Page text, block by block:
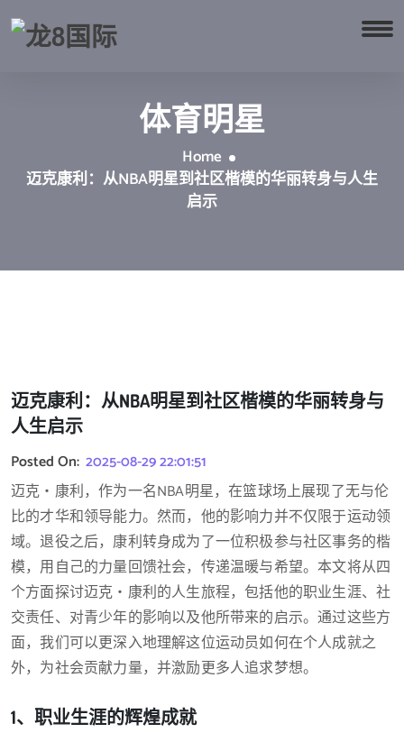
体育明星
Home
迈克康利：从NBA明星到社区楷模的华丽转身与人生
启示
迈克康利：从NBA明星到社区楷模的华丽转身与
人生启示
Posted On: 2025-08-29 22:01:51
迈克・康利，作为一名NBA明星，在篮球场上展现了无与伦
比的才华和领导能力。然而，他的影响力并不仅限于运动领
域。退役之后，康利转身成为了一位积极参与社区事务的楷
模，用自己的力量回馈社会，传递温暖与希望。本文将从四
个方面探讨迈克・康利的人生旅程，包括他的职业生涯、社
交责任、对青少年的影响以及他所带来的启示。通过这些方
面，我们可以更深入地理解这位运动员如何在个人成就之
外，为社会贡献力量，并激励更多人追求梦想。
1、职业生涯的辉煌成就